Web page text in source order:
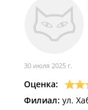
30 июля 2025 г.
Оценка:
Филиал: ул.